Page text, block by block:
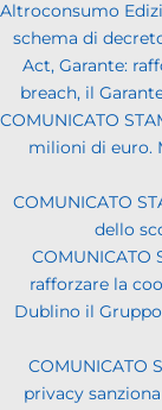
Altroconsumo
schema di
Act, Garante:
breach, il
COMUNICATO
milioni di euro.
COMUNICATO
dello
COMUNICATO
rafforzare la
Dublino il
COMUNICATO
privacy